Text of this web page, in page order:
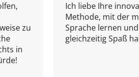
zu
in
Ich liebe Ihre
Methode, mit der
Sprache lernen und
gleichzeitig Spaß